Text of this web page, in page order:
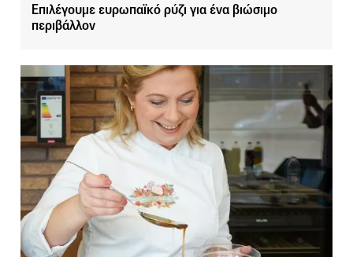
Επιλέγουμε ευρωπαϊκό ρύζι για ένα βιώσιμο
περιβάλλον